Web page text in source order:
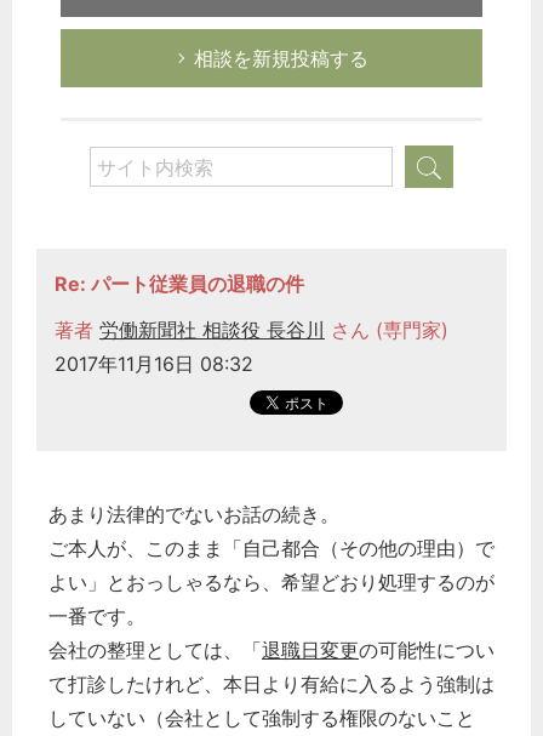
相談を新規投稿する
Re: パート従業員の退職の件
著者 労働新聞社 相談役 長谷川
さん (専門家)
2017年11月16日 08:32
あまり法律的でないお話の続き。
ご本人が、このまま「自己都合（その他の理由）で
よい」とおっしゃるなら、希望どおり処理するのが
一番です。
会社の整理としては、「退職日変更の可能性につい
て打診したけれど、本日より有給に入るよう強制は
していない（会社として強制する権限のないこと